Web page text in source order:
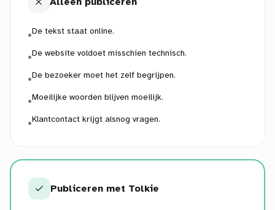
•De tekst staat online.
•De website voldoet misschien technisch.
•De bezoeker moet het zelf begrijpen.
•Moeilijke woorden blijven moeilijk.
•Klantcontact krijgt alsnog vragen.
Publiceren met Tolkie